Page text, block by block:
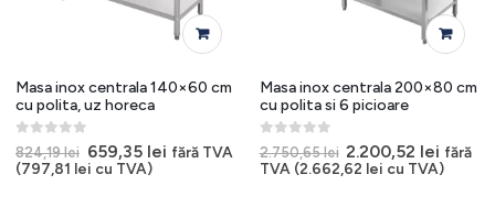
Masa inox centrala 140×60 cm
cu polita, uz horeca
0out of 5
824,19lei Prețul
inițial
659,35 leiPrețul
fără TVA
(797,81 lei cu TVA)
Masa inox centrala 200×80 cm
cu polita si 6 picioare
0out of 5
2.750,65lei Prețul
inițial
2.200,52 lei Prețul
curent
fără
TVA (2.662,62 lei cu TVA)